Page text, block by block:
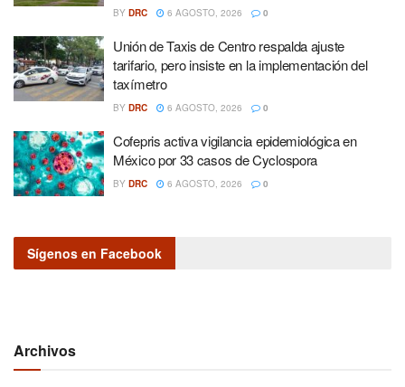
BY DRC 6 AGOSTO, 2026 0
Unión de Taxis de Centro respalda ajuste
tarifario, pero insiste en la implementación del
taxímetro
BY DRC 6 AGOSTO, 2026 0
Cofepris activa vigilancia epidemiológica en
México por 33 casos de Cyclospora
BY DRC 6 AGOSTO, 2026 0
Sígenos en Facebook
Archivos